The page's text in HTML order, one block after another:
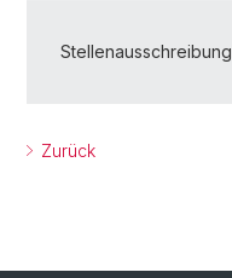
Stellenausschreibung
Zurück